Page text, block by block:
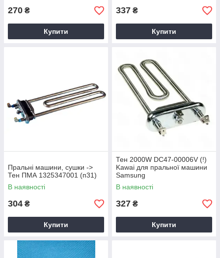
270 ₴
Купити
337 ₴
Купити
Пральні машини, сушки ->
Тен ПМА 1325347001 (п31)
В наявності
304 ₴
Купити
Тен 2000W DC47-00006V (!)
Kawai для пральної машини
Samsung
В наявності
327 ₴
Купити